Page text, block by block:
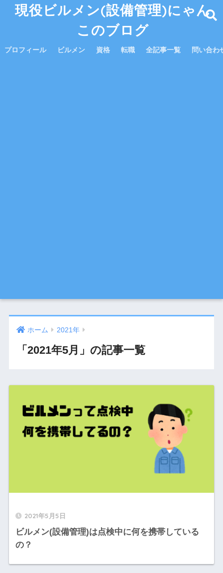
現役ビルメン(設備管理)にゃん
このブログ
プロフィール ビルメン 資格 転職 全記事一覧 問い合わ
ホーム 2021年
「2021年5月」の記事一覧
2021年5月5日
ビルメン(設備管理)は点検中に何を携帯している
の？